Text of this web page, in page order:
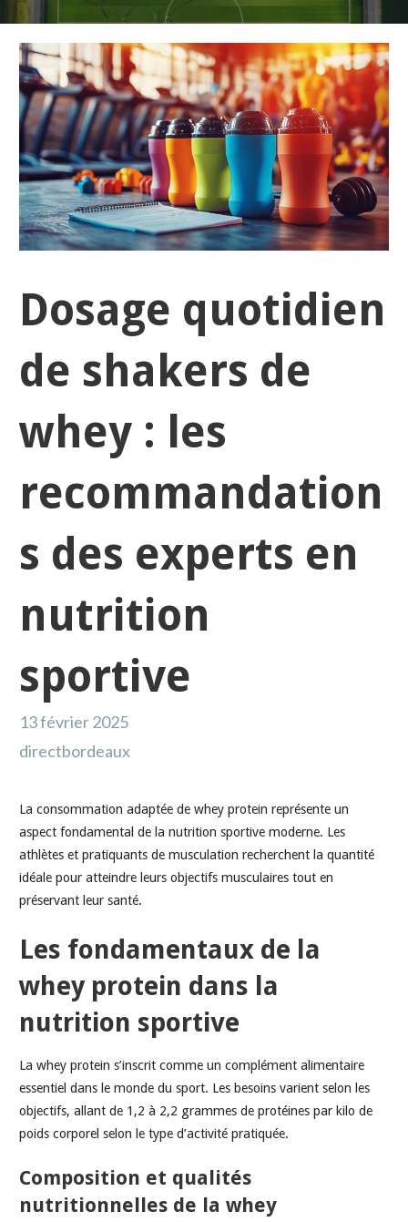
Dosage quotidien
de shakers de
whey : les
recommandation
s des experts en
nutrition
sportive
13 février 2025
directbordeaux
La consommation adaptée de whey protein représente un
aspect fondamental de la nutrition sportive moderne. Les
athlètes et pratiquants de musculation recherchent la quantité
idéale pour atteindre leurs objectifs musculaires tout en
préservant leur santé.
Les fondamentaux de la
whey protein dans la
nutrition sportive
La whey protein s’inscrit comme un complément alimentaire
essentiel dans le monde du sport. Les besoins varient selon les
objectifs, allant de 1,2 à 2,2 grammes de protéines par kilo de
poids corporel selon le type d’activité pratiquée.
Composition et qualités
nutritionnelles de la whey